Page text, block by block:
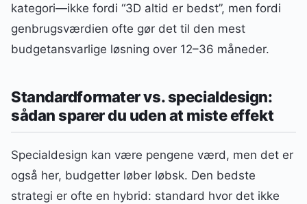
kategori—ikke fordi “3D altid er bedst”, men fordi
genbrugsværdien ofte gør det til den mest
budgetansvarlige løsning over 12–36 måneder.
Standardformater vs. specialdesign:
sådan sparer du uden at miste effekt
Specialdesign kan være pengene værd, men det er
også her, budgetter løber løbsk. Den bedste
strategi er ofte en hybrid: standard hvor det ikke